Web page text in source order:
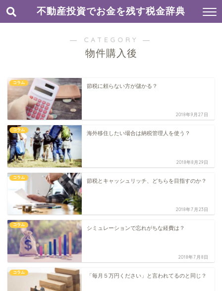
不動産投資でお金を残す税金辞典
― CATEGORY ―
物件購入後
コラム
節税に頼らない方が儲かる？
2018年9月27日
コラム
海外移住したい場合は納税管理人を使う？
2018年8月29日
コラム
節税とキャッシュリッチ、どちらを目指すのか？
2018年7月23日
コラム
シミュレーションで忘れがちな経費は？
2018年7月8日
コラム
「毎月５万円ください」と言われてるのと同じ？